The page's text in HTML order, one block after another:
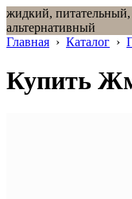
жидкий,
альтернативный
Главная › Каталог ›
Купить